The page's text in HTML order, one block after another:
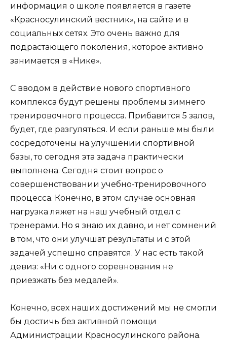
информация о школе появляется в газете
«Красносулинский вестник», на сайте и в
социальных сетях. Это очень важно для
подрастающего поколения, которое активно
занимается в «Нике».
С вводом в действие нового спортивного
комплекса будут решены проблемы зимнего
тренировочного процесса. Прибавится 5 залов,
будет, где разгуляться. И если раньше мы были
сосредоточены на улучшении спортивной
базы, то сегодня эта задача практически
выполнена. Сегодня стоит вопрос о
совершенствовании учебно-тренировочного
процесса. Конечно, в этом случае основная
нагрузка ляжет на наш учебный отдел с
тренерами. Но я знаю их давно, и нет сомнений
в том, что они улучшат результаты и с этой
задачей успешно справятся. У нас есть такой
девиз: «Ни с одного соревнования не
приезжать без медалей».
Конечно, всех наших достижений мы не смогли
бы достичь без активной помощи
Администрации Красносулинского района.